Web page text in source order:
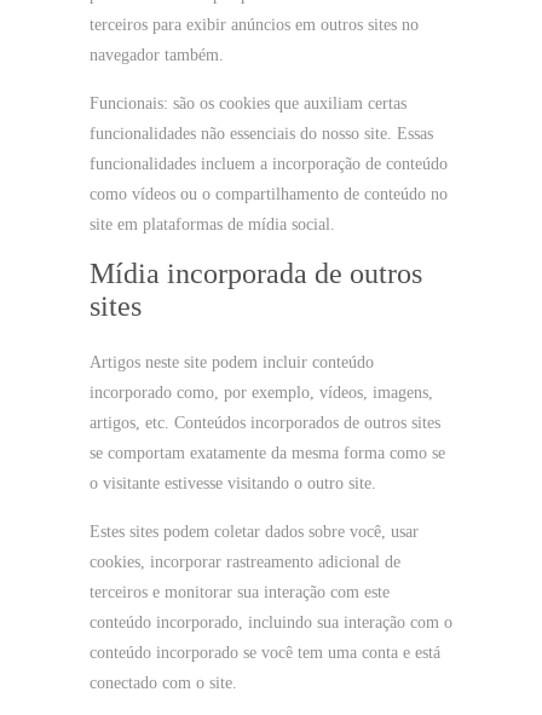
terceiros para exibir anúncios em outros sites no
navegador também.
Funcionais: são os cookies que auxiliam certas
funcionalidades não essenciais do nosso site. Essas
funcionalidades incluem a incorporação de conteúdo
como vídeos ou o compartilhamento de conteúdo no
site em plataformas de mídia social.
Mídia incorporada de outros
sites
Artigos neste site podem incluir conteúdo
incorporado como, por exemplo, vídeos, imagens,
artigos, etc. Conteúdos incorporados de outros sites
se comportam exatamente da mesma forma como se
o visitante estivesse visitando o outro site.
Estes sites podem coletar dados sobre você, usar
cookies, incorporar rastreamento adicional de
terceiros e monitorar sua interação com este
conteúdo incorporado, incluindo sua interação com o
conteúdo incorporado se você tem uma conta e está
conectado com o site.